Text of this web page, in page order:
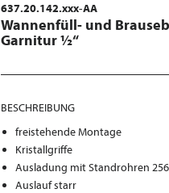
637.20.142.xxx-AA
Wannenfüll- und
Garnitur ½“
BESCHREIBUNG
freistehende Montage
Kristallgriffe
Ausladung mit Standrohren
Auslauf starr